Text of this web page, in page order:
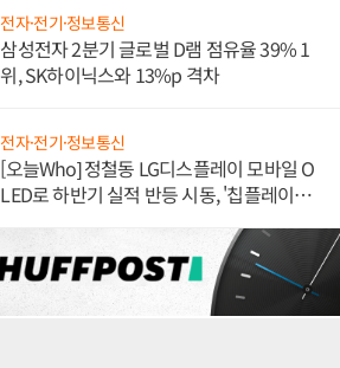
전자·전기·정보통신
삼성전자 2분기 글로벌 D램 점유율 39% 1
위, SK하이닉스와 13%p 격차
전자·전기·정보통신
[오늘Who] 정철동 LG디스플레이 모바일 O
LED로 하반기 실적 반등 시동, '칩플레이